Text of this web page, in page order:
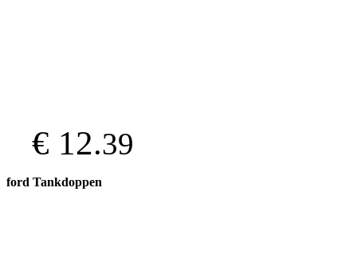
€ 12.39
ford Tankdoppen